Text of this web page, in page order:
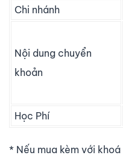
Chi nhánh
Nội dung chuyển
khoản
Học Phí
* Nếu mua kèm với khoá